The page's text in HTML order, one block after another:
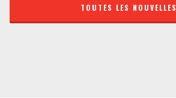
TOUTES LES NOUVELLES